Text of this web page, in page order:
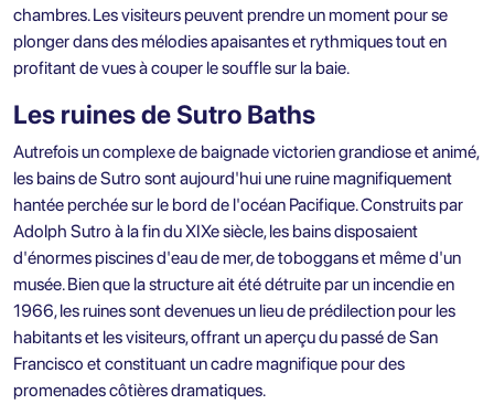
chambres. Les visiteurs peuvent prendre un moment pour se
plonger dans des mélodies apaisantes et rythmiques tout en
profitant de vues à couper le souffle sur la baie.
Les ruines de Sutro Baths
Autrefois un complexe de baignade victorien grandiose et animé,
les bains de Sutro sont aujourd'hui une ruine magnifiquement
hantée perchée sur le bord de l'océan Pacifique. Construits par
Adolph Sutro à la fin du XIXe siècle, les bains disposaient
d'énormes piscines d'eau de mer, de toboggans et même d'un
musée. Bien que la structure ait été détruite par un incendie en
1966, les ruines sont devenues un lieu de prédilection pour les
habitants et les visiteurs, offrant un aperçu du passé de San
Francisco et constituant un cadre magnifique pour des
promenades côtières dramatiques.